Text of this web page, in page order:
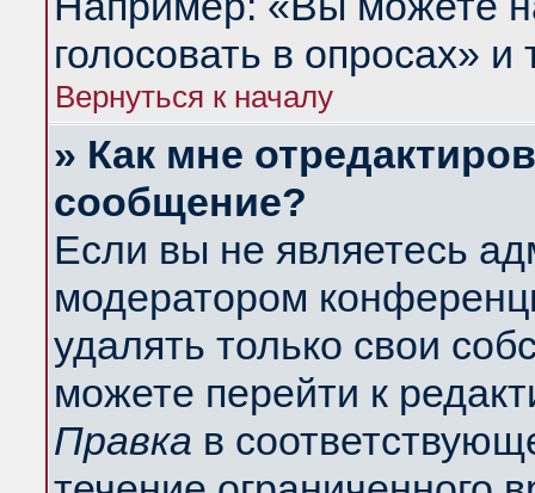
голосовать в опросах» и
Вернуться к началу
» Как мне
сообщение?
Если вы не являетесь
модератором
удалять только свои
можете перейти к
Правка в